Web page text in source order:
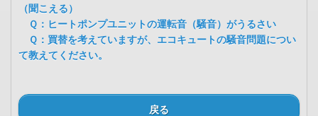
（聞こえる）
Ｑ：ヒートポンプユニットの運転音（騒音）がうるさい
Ｑ：買替を考えていますが、エコキュートの騒音問題につい
て教えてください。
戻る